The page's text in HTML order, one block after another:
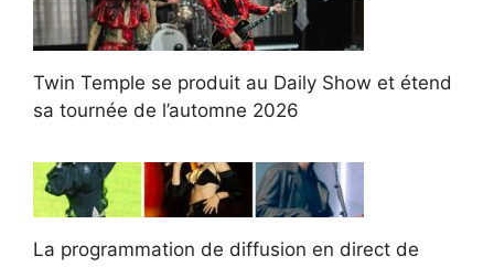
Twin Temple se produit au Daily Show et étend
sa tournée de l’automne 2026
La programmation de diffusion en direct de